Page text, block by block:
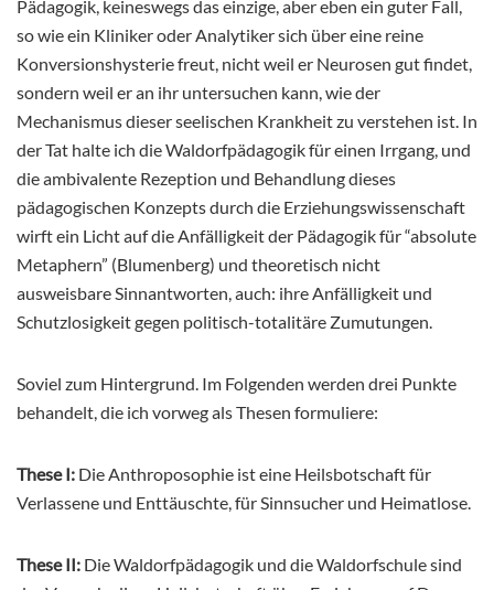
Pädagogik, keineswegs das einzige, aber eben ein guter Fall,
so wie ein Kliniker oder Analytiker sich über eine reine
Konversionshysterie freut, nicht weil er Neurosen gut findet,
sondern weil er an ihr untersuchen kann, wie der
Mechanismus dieser seelischen Krankheit zu verstehen ist. In
der Tat halte ich die Waldorfpädagogik für einen Irrgang, und
die ambivalente Rezeption und Behandlung dieses
pädagogischen Konzepts durch die Erziehungswissenschaft
wirft ein Licht auf die Anfälligkeit der Pädagogik für “absolute
Metaphern” (Blumenberg) und theoretisch nicht
ausweisbare Sinnantworten, auch: ihre Anfälligkeit und
Schutzlosigkeit gegen politisch-totalitäre Zumutungen.
Soviel zum Hintergrund. Im Folgenden werden drei Punkte
behandelt, die ich vorweg als Thesen formuliere:
These I: Die Anthroposophie ist eine Heilsbotschaft für
Verlassene und Enttäuschte, für Sinnsucher und Heimatlose.
These II: Die Waldorfpädagogik und die Waldorfschule sind